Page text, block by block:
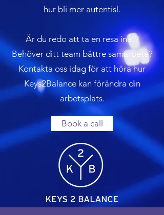
hur bli mer autentisl.
Är du redo att ta en resa inåt?
Behöver ditt team bättre samarbete?
Kontakta oss idag för att höra hur
Keys2Balance kan förändra din
arbetsplats.
Book a call